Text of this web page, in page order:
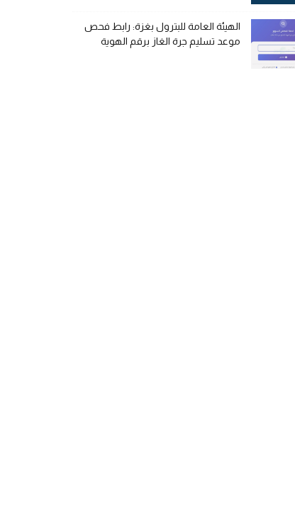
الهيئة العامة للبترول بغزة: رابط فحص
موعد تسليم جرة الغاز برقم الهوية